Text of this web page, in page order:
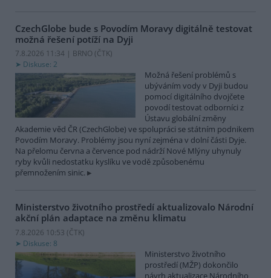
CzechGlobe bude s Povodím Moravy digitálně testovat
možná řešení potíží na Dyji
7.8.2026 11:34 | BRNO (ČTK)
Diskuse: 2
Možná řešení problémů s
ubýváním vody v Dyji budou
pomocí digitálního dvojčete
povodí testovat odborníci z
Ústavu globální změny
Akademie věd ČR (CzechGlobe) ve spolupráci se státním podnikem
Povodím Moravy. Problémy jsou nyní zejména v dolní části Dyje.
Na přelomu června a července pod nádrží Nové Mlýny uhynuly
ryby kvůli nedostatku kyslíku ve vodě způsobenému
přemnožením sinic.
Ministerstvo životního prostředí aktualizovalo Národní
akční plán adaptace na změnu klimatu
7.8.2026 10:53 (ČTK)
Diskuse: 8
Ministerstvo životního
prostředí (MŽP) dokončilo
návrh aktualizace Národního